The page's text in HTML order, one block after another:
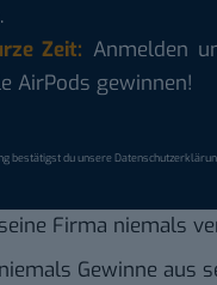
Zeit: Anmelden
AirPods gewinnen!
bestätigst du unsere
Firma niemals
Gewinne aus